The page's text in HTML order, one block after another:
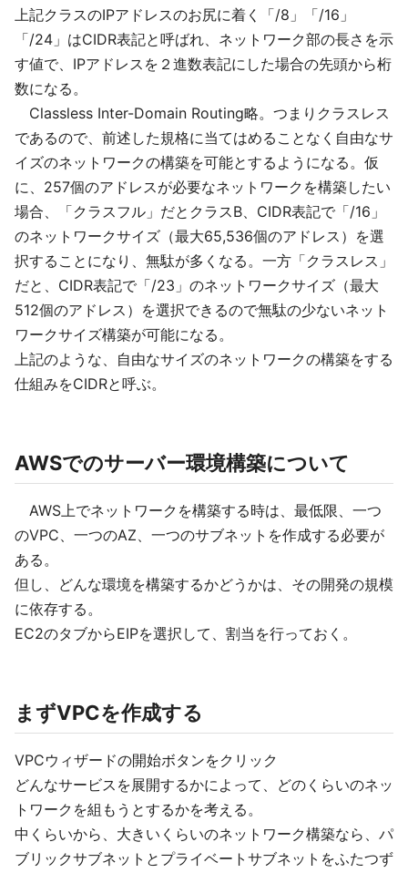
上記クラスのIPアドレスのお尻に着く「/8」「/16」
「/24」はCIDR表記と呼ばれ、ネットワーク部の長さを示
す値で、IPアドレスを２進数表記にした場合の先頭から桁
数になる。
Classless Inter-Domain Routing略。つまりクラスレス
であるので、前述した規格に当てはめることなく自由なサ
イズのネットワークの構築を可能とするようになる。仮
に、257個のアドレスが必要なネットワークを構築したい
場合、「クラスフル」だとクラスB、CIDR表記で「/16」
のネットワークサイズ（最大65,536個のアドレス）を選
択することになり、無駄が多くなる。一方「クラスレス」
だと、CIDR表記で「/23」のネットワークサイズ（最大
512個のアドレス）を選択できるので無駄の少ないネット
ワークサイズ構築が可能になる。
上記のような、自由なサイズのネットワークの構築をする
仕組みをCIDRと呼ぶ。
AWSでのサーバー環境構築について
AWS上でネットワークを構築する時は、最低限、一つ
のVPC、一つのAZ、一つのサブネットを作成する必要が
ある。
但し、どんな環境を構築するかどうかは、その開発の規模
に依存する。
EC2のタブからEIPを選択して、割当を行っておく。
まずVPCを作成する
VPCウィザードの開始ボタンをクリック
どんなサービスを展開するかによって、どのくらいのネッ
トワークを組もうとするかを考える。
中くらいから、大きいくらいのネットワーク構築なら、パ
ブリックサブネットとプライベートサブネットをふたつず